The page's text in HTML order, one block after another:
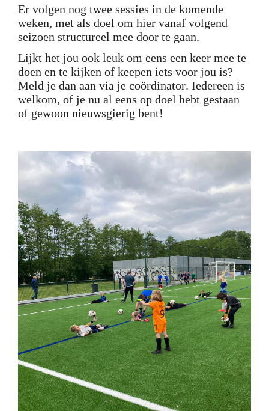
Er volgen nog twee sessies in de komende
weken, met als doel om hier vanaf volgend
seizoen structureel mee door te gaan.
Lijkt het jou ook leuk om eens een keer mee te
doen en te kijken of keepen iets voor jou is?
Meld je dan aan via je coördinator. Iedereen is
welkom, of je nu al eens op doel hebt gestaan
of gewoon nieuwsgierig bent!